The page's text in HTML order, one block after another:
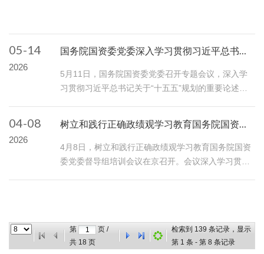
05-14
2026
国务院国资委党委深入学习贯彻习近平总书记关于“十五五”规划的重要论述精神研究审议《中央企业“十五五”发展规划纲要》
5月11日，国务院国资委党委召开专题会议，深入学
习贯彻习近平总书记关于“十五五”规划的重要论述精
贯彻落实习近平总书记重要指示批示精神，自觉对标
《中华人民共和国国民经济和社会发展第十五个五年
规划纲要》，准确把...
04-08
2026
树立和践行正确政绩观学习教育国务院国资委党委督导组培训会议召开
4月8日，树立和践行正确政绩观学习教育国务院国资
委党委督导组培训会议在京召开。会议深入学习贯彻
署、动员培训。国务院国...
第
页 /
共 18 页
检索到 139 条记录，显示
第 1 条 - 第 8 条记录